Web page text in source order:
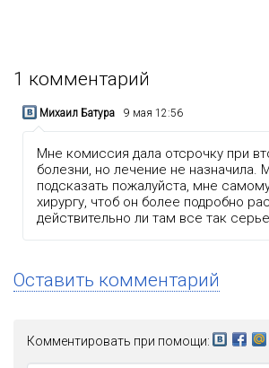
1 комментарий
Михаил Батура 9 мая 12:56
Мне комиссия дала отсрочку при
болезни, но лечение не назначила.
подсказать пожалуйста, мне
хирургу, чтоб он более подробно
действительно ли там все так
Оставить комментарий
Комментировать при помощи: